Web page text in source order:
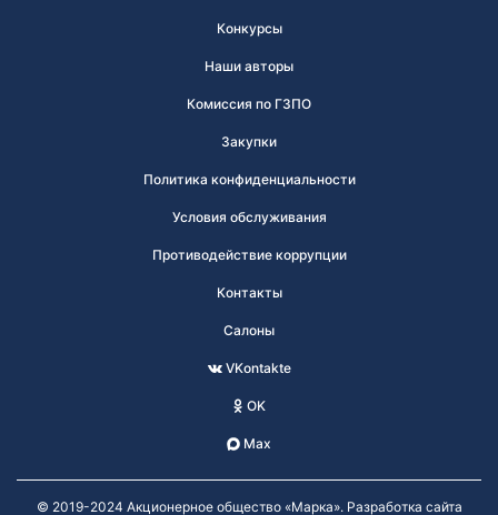
Конкурсы
Наши авторы
Комиссия по ГЗПО
Закупки
Политика конфиденциальности
Условия обслуживания
Противодействие коррупции
Контакты
Салоны
VKontakte
OK
Max
© 2019-2024 Акционерное общество «Марка». Разработка сайта